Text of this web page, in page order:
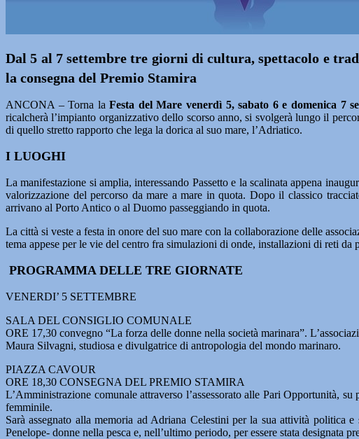
Dal 5 al 7 settembre tre giorni di cultura, spettacolo e
la consegna del Premio Stamira
ANCONA – Torna la Festa del Mare venerdì 5, sabato 6 e domenica 7
ricalcherà l’impianto organizzativo dello scorso anno, si svolgerà lungo il
di quello stretto rapporto che lega la dorica al suo mare, l’Adriatico.
I LUOGHI
La manifestazione si amplia, interessando Passetto e la scalinata appena
valorizzazione del percorso da mare a mare in quota. Dopo il classico
arrivano al Porto Antico o al Duomo passeggiando in quota.
La città si veste a festa in onore del suo mare con la collaborazione delle
tema appese per le vie del centro fra simulazioni di onde, installazioni di reti da
PROGRAMMA DELLE TRE GIORNATE
VENERDI’ 5 SETTEMBRE
SALA DEL CONSIGLIO COMUNALE
ORE 17,30 convegno “La forza delle donne nella società marinara”.
Maura Silvagni, studiosa e divulgatrice di antropologia del mondo marinaro.
PIAZZA CAVOUR
ORE 18,30 CONSEGNA DEL PREMIO STAMIRA
L’Amministrazione comunale attraverso l’assessorato alle Pari Opportunità,
femminile.
Sarà assegnato alla memoria ad Adriana Celestini per la sua attività politica
Penelope- donne nella pesca e, nell’ultimo periodo, per essere stata